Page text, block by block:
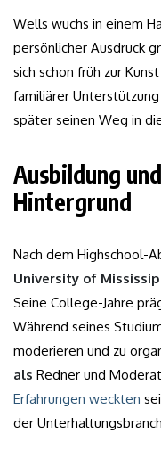
Wells wuchs in einem
persönlicher Ausdruck
sich schon früh zur
familiärer
später seinen Weg in
Ausbildung
Hintergrund
Nach dem Highschool-
University of
Seine College-Jahre
Während seines
moderieren und zu
als Redner und
Erfahrungen weckten
der